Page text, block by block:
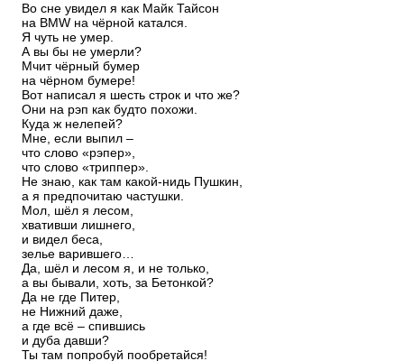
Во сне увидел я как Майк Тайсон
на BMW на чёрной катался.
Я чуть не умер.
А вы бы не умерли?
Мчит чёрный бумер
на чёрном бумере!
Вот написал я шесть строк и что же?
Они на рэп как будто похожи.
Куда ж нелепей?
Мне, если выпил –
что слово «рэпер»,
что слово «триппер».
Не знаю, как там какой-нидь Пушкин,
а я предпочитаю частушки.
Мол, шёл я лесом,
хвативши лишнего,
и видел беса,
зелье варившего…
Да, шёл и лесом я, и не только,
а вы бывали, хоть, за Бетонкой?
Да не где Питер,
не Нижний даже,
а где всё – спившись
и дуба давши?
Ты там попробуй пообретайся!